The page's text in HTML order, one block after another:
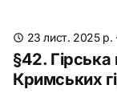
23 лист. 2025 р. ·
§42. Гірська
Кримських